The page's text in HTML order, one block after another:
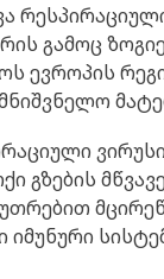
გამოც
ევროპის
გზების